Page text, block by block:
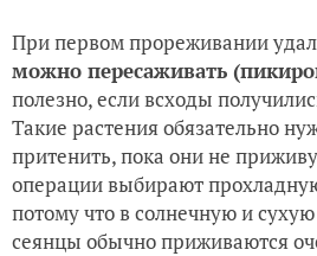
При первом прореживании
можно пересаживать
полезно, если всходы
Такие растения обязательно
притенить, пока они не
операции выбирают
потому что в солнечную и
сеянцы обычно приживаются